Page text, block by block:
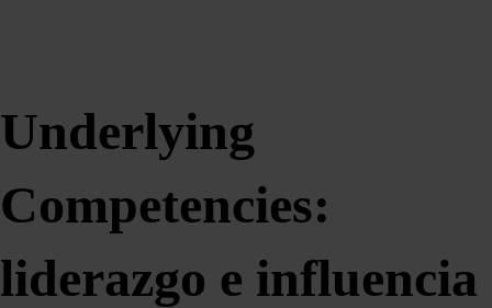
Underlying
Competencies:
liderazgo e influencia